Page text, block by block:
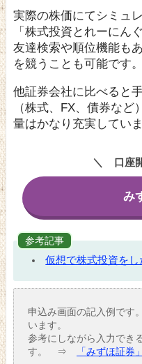
実際の株価にてシミュ
「株式投資とれーにん
友達検索や順位機能も
を競うことも可能です。
他証券会社に比べると
（株式、FX、債券な
量はかなり充実していま
み
口座
参考記事
仮想で株式投資をし
申込み画面の記入例です
います。
参考にしながら入力でき
す。 ⇒
「みずほ証券